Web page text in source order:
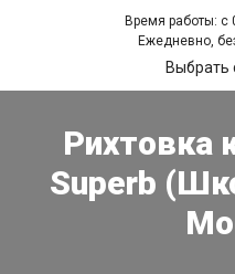
Время работы: с
Ежедневно,
Выбрать
Рихтовка
Superb